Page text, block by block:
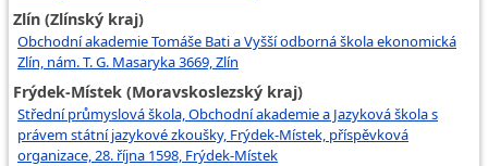
Zlín (Zlínský kraj)
Obchodní akademie Tomáše Bati a Vyšší odborná škola ekonomická
Zlín, nám. T. G. Masaryka 3669, Zlín
Frýdek-Místek (Moravskoslezský kraj)
Střední průmyslová škola, Obchodní akademie a Jazyková škola s
právem státní jazykové zkoušky, Frýdek-Místek, příspěvková
organizace, 28. října 1598, Frýdek-Místek